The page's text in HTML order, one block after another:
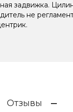
задвижка.
не
Отзывы